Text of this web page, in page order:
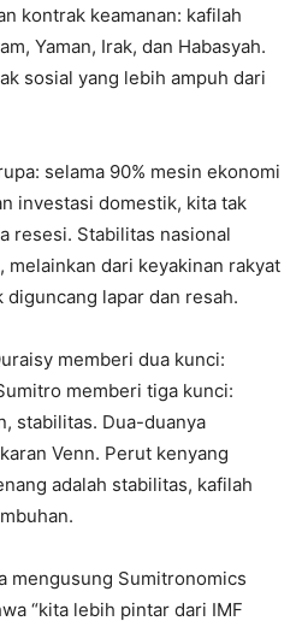
kontrak keamanan: kafilah
Yaman, Irak, dan Habasyah.
sosial yang lebih ampuh dari
selama 90% mesin ekonomi
investasi domestik, kita tak
resesi. Stabilitas nasional
melainkan dari keyakinan rakyat
lapar dan resah.
memberi dua kunci:
memberi tiga kunci:
stabilitas. Dua-duanya
Venn. Perut kenyang
adalah stabilitas, kafilah
mengusung Sumitronomics
“kita lebih pintar dari IMF